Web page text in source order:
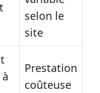
selon le
site
Prestation
coûteuse